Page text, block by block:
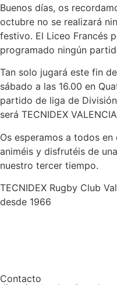
Buenos días, os
octubre no se realizará
festivo. El Liceo Francés
programado ningún
Tan solo jugará este fin
sábado a las 16.00 en
partido de liga de
será TECNIDEX
Os esperamos a todos
animéis y disfrutéis de
nuestro tercer tiempo.
TECNIDEX Rugby Club
desde 1966
Contacto